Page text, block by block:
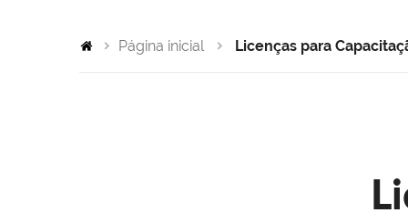
Página inicial Licenças para